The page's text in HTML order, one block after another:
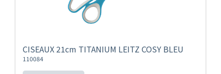
CISEAUX 21cm TITANIUM LEITZ COSY BLEU
110084